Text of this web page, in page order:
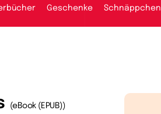
Geschenke Schnäppchen
(eBook (EPUB))